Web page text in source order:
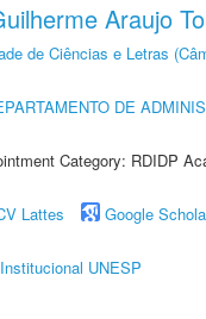
Araujo
de Ciências e Letras
DE
Category: RDIDP
Lattes
Google
UNESP